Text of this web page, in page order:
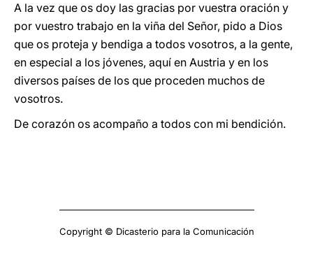
A la vez que os doy las gracias por vuestra oración y
por vuestro trabajo en la viña del Señor, pido a Dios
que os proteja y bendiga a todos vosotros, a la gente,
en especial a los jóvenes, aquí en Austria y en los
diversos países de los que proceden muchos de
vosotros.
De corazón os acompaño a todos con mi bendición.
Copyright © Dicasterio para la Comunicación